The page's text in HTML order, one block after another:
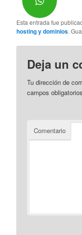
Esta entrada fue
hosting y dominios.
Deja un
Tu dirección de
campos
Comentario